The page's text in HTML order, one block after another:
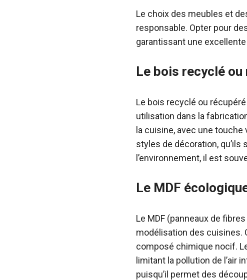
Le choix des meubles et
responsable. Opter pour
garantissant une
Le bois recyclé ou
Le bois recyclé ou
utilisation dans la
la cuisine, avec une
styles de décoration, qu’ils
l’environnement, il est
Le MDF
Le MDF (panneaux de
modélisation des cuisines.
composé chimique nocif.
limitant la pollution de l’air
puisqu’il permet des